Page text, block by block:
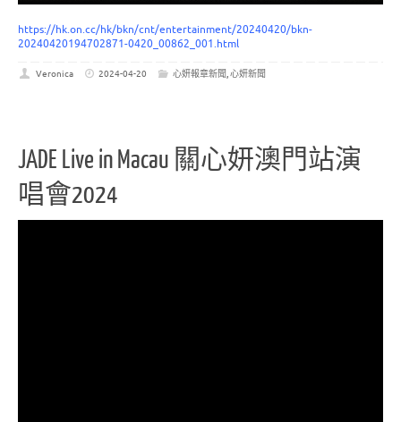
https://hk.on.cc/hk/bkn/cnt/entertainment/20240420/bkn-
20240420194702871-0420_00862_001.html
Veronica 2024-04-20 心妍報章新聞,心妍新聞
JADE Live in Macau 關心妍澳門站演
唱會2024